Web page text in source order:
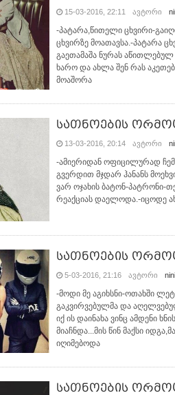
15-03-2016, 22:11 ავტორი
-პატარა,წითელი ცხვირი-
ცხვირზე მოათავსა.-პატარა
გაეთამაშა ნურას აწითლებულ
ხარო და ახლა შენ რას
მოაშორა
სათნოების
13-03-2016, 20:14 ავტორი
-ამიერიდან ოფიცილურად
გვერდით მჯდარ ჰანანს
ვარ ოჯახის ბატონ-პატრონი-
რეაქციას დაელოდა.-იცოდე
სათნოების
5-03-2016, 21:16 ავტორი
-მოდი მე აგიხსნი-ოთახში
გაკვირვებულმა და
იქ ის დაინახა ვინც ამდენი
მიაჩნდა...მის წინ მაქსი
იღიმებოდა
სათნოების